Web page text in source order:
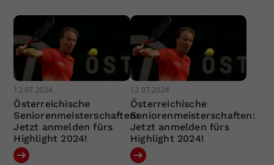
12.07.2024
Österreichische
Seniorenmeisterschaften:
Jetzt anmelden fürs
Highlight 2024!
12.07.2024
Österreichische
Seniorenmeisterschaften:
Jetzt anmelden fürs
Highlight 2024!